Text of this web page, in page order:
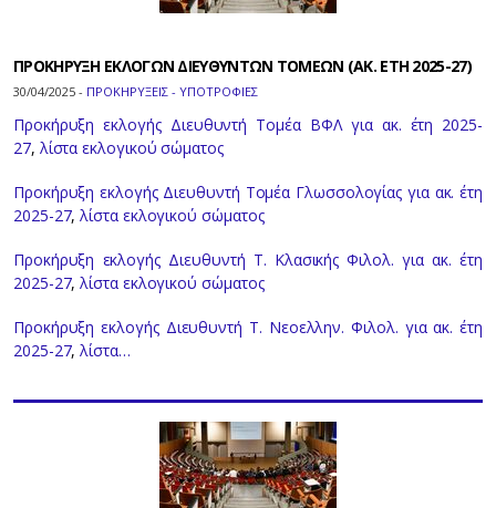
ΠΡΟΚΗΡΥΞΗ ΕΚΛΟΓΩΝ ΔΙΕΥΘΥΝΤΩΝ ΤΟΜΕΩΝ (ΑΚ. ΕΤΗ 2025-27)
30/04/2025 - ΠΡΟΚΗΡΥΞΕΙΣ - ΥΠΟΤΡΟΦΙΕΣ
Προκήρυξη εκλογής Διευθυντή Τομέα ΒΦΛ για ακ. έτη 2025-
27, λίστα εκλογικού σώματος
Προκήρυξη εκλογής Διευθυντή Τομέα Γλωσσολογίας για ακ. έτη
2025-27,λίστα εκλογικού σώματος
Προκήρυξη εκλογής Διευθυντή Τ. Κλασικής Φιλολ. για ακ. έτη
2025-27,λίστα εκλογικού σώματος
Προκήρυξη εκλογής Διευθυντή Τ. Νεοελλην. Φιλολ. για ακ. έτη
2025-27,λίστα…